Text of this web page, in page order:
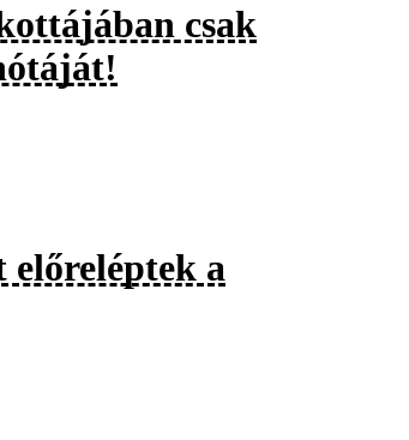
csak
előreléptek a